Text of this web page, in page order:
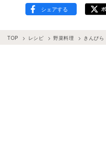
TOP レシピ 野菜料理 きんぴら